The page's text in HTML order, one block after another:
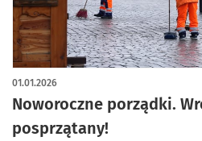
Noworoczne porządki.
posprzątany!
01.01.2026
artykuł z galerią zdjęć